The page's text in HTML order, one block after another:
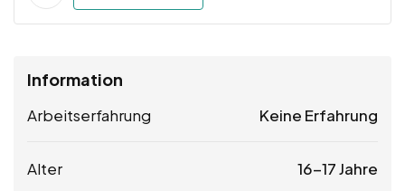
Information
Arbeitserfahrung Keine Erfahrung
Alter 16-17 Jahre